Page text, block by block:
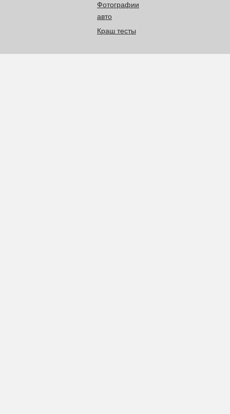
Фотографии
авто
Краш тесты